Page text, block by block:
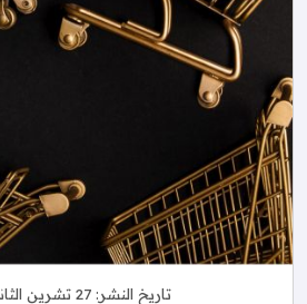
تاريخ النشر: 27 تشرين الثاني, 2025